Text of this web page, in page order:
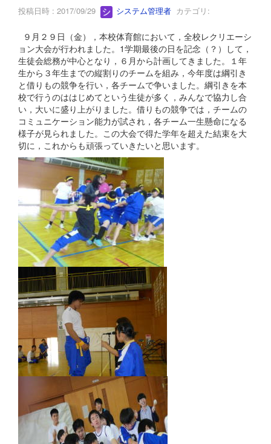
投稿日時 : 2017/09/29 システム管理者 カテゴリ:
９月２９日（金），本校体育館において，全校レクリエーシ
ョン大会が行われました。1学期最後の日を記念（？）して，
生徒会総務が中心となり，６月から計画してきました。１年
生から３年生までの縦割りのチームを組み，今年度は綱引き
と借りもの競争を行い，各チームで争いました。綱引きを本
校で行うのははじめてという生徒が多く，みんなで協力し合
い，大いに盛り上がりました。借りもの競争では，チームの
コミュニケーション能力が試され，各チーム一生懸命になる
様子が見られました。この大会で得た学年を超えた結束を大
切に，これからも頑張っていきたいと思います。